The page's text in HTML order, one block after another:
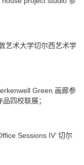
艺术大学切尔西艺术学
Green 画廊参
四校联展；
Sessions IV’ 切尔